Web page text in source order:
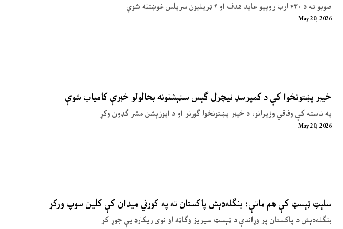
صوبو ته د ۴۳۰ ارب روپیو عاید هدف او ۲ ټریلیون سرپلس غوښتنه شوې
May 20, 2026
خیبر پښتونخوا کې د کمپرسډ نیچرل ګېس سټېشنونه بحالولو خبرې کامیاب شوې
په ناسته کې وفاقي وزیرانو، د خیبر پښتونخوا ګورنر او د اپوزېشن مشر ګډون وکړ
May 20, 2026
سلېټ ټېسټ کې هم ماتې؛ بنګله‌دېش پاکستان ته په کورني میدان کې کلین سوپ ورکړ
بنګله‌دېش د پاکستان پر وړاندې د ټېسټ سیریز وګاټه او نوی ریکارډ یې جوړ کړ